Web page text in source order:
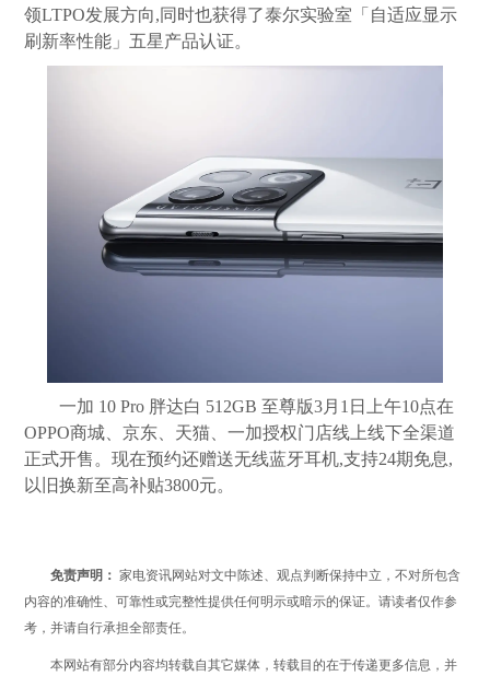
领LTPO发展方向,同时也获得了泰尔实验室「自适应显示
刷新率性能」五星产品认证。
一加 10 Pro 胖达白 512GB 至尊版3月1日上午10点在
OPPO商城、京东、天猫、一加授权门店线上线下全渠道
正式开售。现在预约还赠送无线蓝牙耳机,支持24期免息,
以旧换新至高补贴3800元。
免责声明： 家电资讯网站对文中陈述、观点判断保持中立，不对所包含
内容的准确性、可靠性或完整性提供任何明示或暗示的保证。请读者仅作参
考，并请自行承担全部责任。
本网站有部分内容均转载自其它媒体，转载目的在于传递更多信息，并